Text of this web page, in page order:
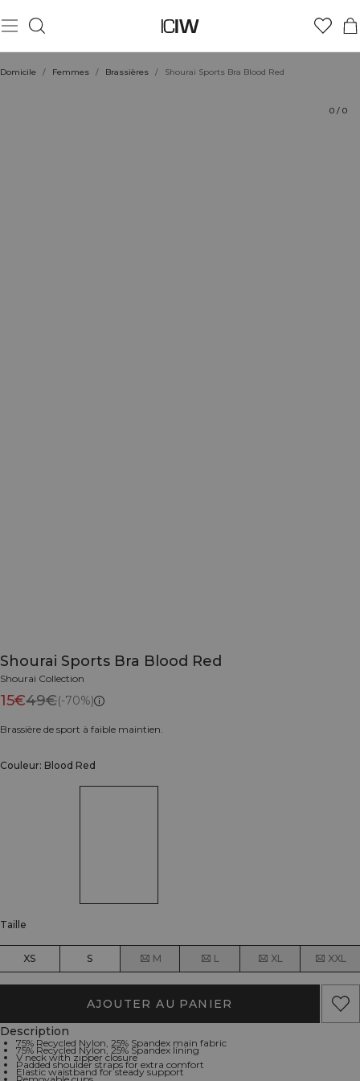
Domicile / Femmes / Brassières / Shourai Sports Bra Blood Red
0 / 0
Shourai Sports Bra Blood Red
Shourai Collection
15€49€(-70%)
Brassière de sport à faible maintien.
Couleur: Blood Red
Taille
XS S M L XL XXL
AJOUTER AU PANIER
Description
75% Recycled Nylon, 25% Spandex main fabric
75% Recycled Nylon, 25% Spandex lining
V neck with zipper closure
Padded shoulder straps for extra comfort
Elastic waistband for steady support